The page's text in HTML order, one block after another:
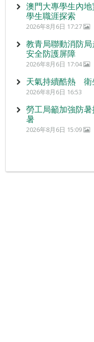
澳門大專學生內
學生職涯探索
2026年8月6日 17:27
教青局聯動消防
安全防護屏障
2026年8月6日 17:04
天氣持續酷熱 衛
2026年8月6日 16:53
勞工局籲加強防
暑
2026年8月6日 15:09